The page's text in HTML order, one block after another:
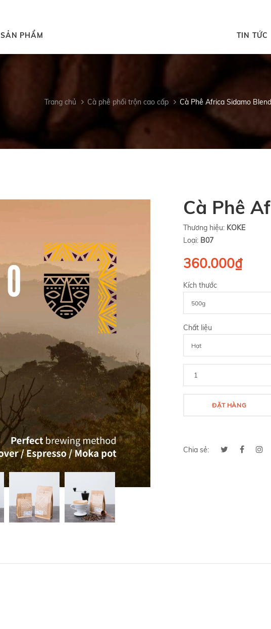
SẢN PHẨM TIN TỨC
Trang chủ Cà phê phối trộn cao cấp Cà Phê Africa Sidamo Blend
Cà Phê
Thương hiệu: KOKE
Loại: B07
360.000₫
Kích thước
Chất liệu
ĐẶT HÀNG
Chia sẻ: